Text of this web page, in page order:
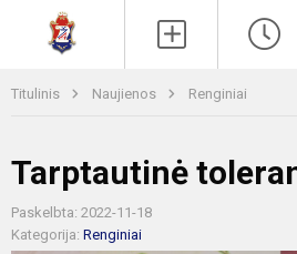
Titulinis Naujienos Renginiai
Tarptautinė
Paskelbta: 2022-11-18
Kategorija: Renginiai